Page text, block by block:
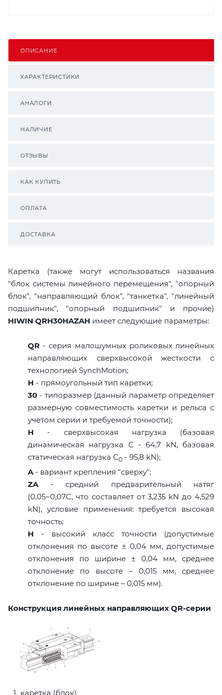
ОПИСАНИЕ
ХАРАКТЕРИСТИКИ
АНАЛОГИ
НАЛИЧИЕ
ОТЗЫВЫ
КАК КУПИТЬ
ОПЛАТА
ДОСТАВКА
Каретка (также могут использоваться названия
"блок системы линейного перемещения", "опорный
блок", "направляющий блок", "танкетка", "линейный
подшипник", "опорный подшипник" и прочие)
HIWIN QRH30HAZAH имеет следующие параметры:
QR - серия малошумных роликовых линейных
направляющих сверхвысокой жесткости с
технологией SynchMotion;
H - прямоугольный тип каретки;
30 - типоразмер (данный параметр определяет
размерную совместимость каретки и рельса с
учетом серии и требуемой точности);
H - сверхвысокая нагрузка (базовая
динамическая нагрузка C - 64,7 kN, базовая
статическая нагрузка С0 - 95,8 kN);
A- вариант крепления "сверху";
ZA- средний предварительный натяг
(0,05~0,07C, что составляет от 3,235 kN до 4,529
kN), условие применения: требуется высокая
точность;
H - высокий класс точности (допустимые
отклонения по высоте ± 0,04 мм, допустимые
отклонения по ширине ± 0,04 мм, среднее
отклонение по высоте – 0,015 мм, среднее
отклонение по ширине – 0,015 мм).
Конструкция линейных направляющих QR-серии
каретка (блок)